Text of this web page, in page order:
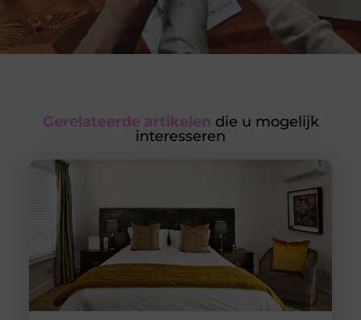
Gerelateerde artikelen die u mogelijk
interesseren